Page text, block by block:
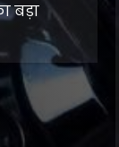
बड़ा